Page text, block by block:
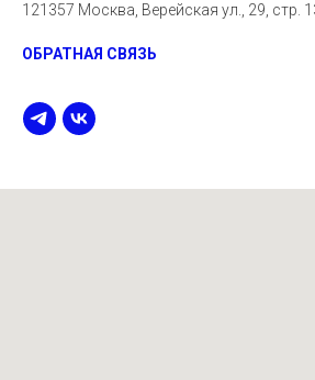
121357 Москва, Верейская ул., 29, стр.
ОБРАТНАЯ СВЯЗЬ